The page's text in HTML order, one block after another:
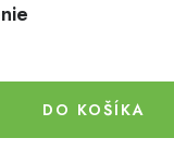
DO KOŠÍKA